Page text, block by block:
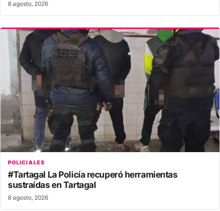
8 agosto, 2026
POLICIALES
#Tartagal La Policía recuperó herramientas
sustraídas en Tartagal
8 agosto, 2026